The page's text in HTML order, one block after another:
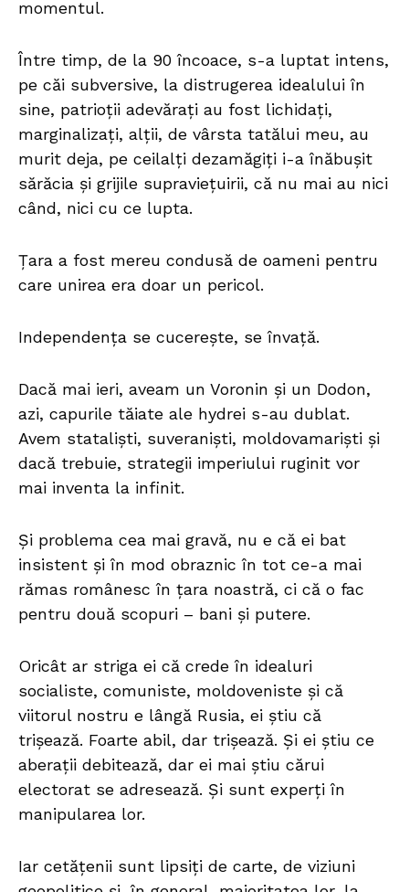
momentul.
Între timp, de la 90 încoace, s-a luptat intens,
pe căi subversive, la distrugerea idealului în
sine, patrioții adevărați au fost lichidați,
marginalizați, alții, de vârsta tatălui meu, au
murit deja, pe ceilalți dezamăgiți i-a înăbușit
sărăcia și grijile supraviețuirii, că nu mai au nici
când, nici cu ce lupta.
Țara a fost mereu condusă de oameni pentru
care unirea era doar un pericol.
Independența se cucerește, se învață.
Dacă mai ieri, aveam un Voronin și un Dodon,
azi, capurile tăiate ale hydrei s-au dublat.
Avem stataliști, suveraniști, moldovamariști și
dacă trebuie, strategii imperiului ruginit vor
mai inventa la infinit.
Și problema cea mai gravă, nu e că ei bat
insistent și în mod obraznic în tot ce-a mai
rămas românesc în țara noastră, ci că o fac
pentru două scopuri – bani și putere.
Oricât ar striga ei că crede în idealuri
socialiste, comuniste, moldoveniste și că
viitorul nostru e lângă Rusia, ei știu că
trișează. Foarte abil, dar trișează. Și ei știu ce
aberații debitează, dar ei mai știu cărui
electorat se adresează. Și sunt experți în
manipularea lor.
Iar cetățenii sunt lipsiți de carte, de viziuni